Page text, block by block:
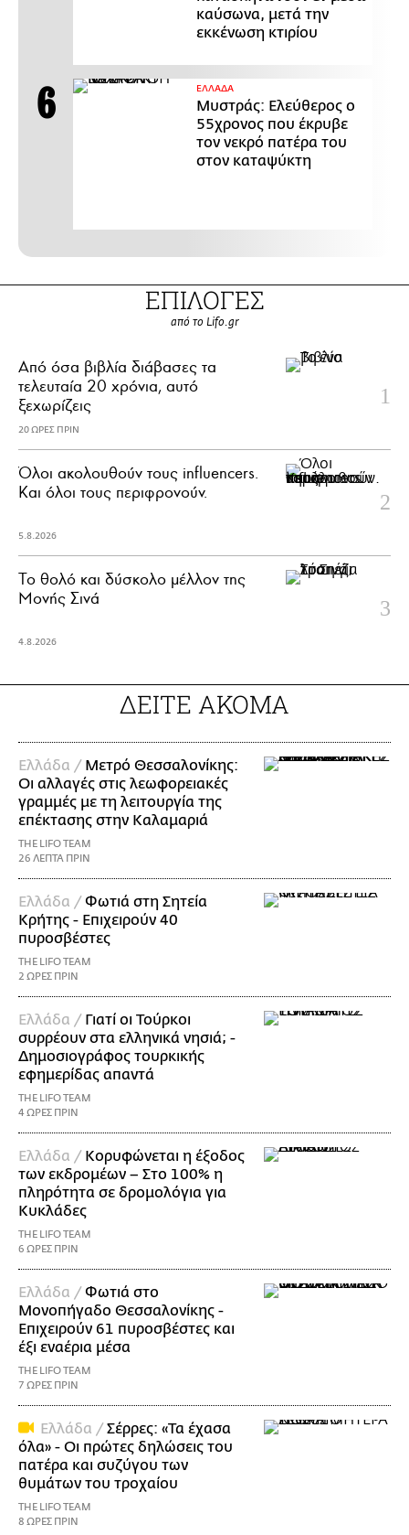
καύσωνα, μετά την
εκκένωση κτιρίου
ΕΛΛΑΔΑ
Μυστράς: Ελεύθερος ο
55χρονος που έκρυβε
τον νεκρό πατέρα του
στον καταψύκτη
ΕΠΙΛΟΓΕΣ
από το Lifo.gr
Από όσα βιβλία διάβασες τα
τελευταία 20 χρόνια, αυτό
ξεχωρίζεις
20 ΩΡΕΣ ΠΡΙΝ
Όλοι ακολουθούν τους influencers.
Και όλοι τους περιφρονούν.
5.8.2026
Το θολό και δύσκολο μέλλον της
Μονής Σινά
4.8.2026
ΔΕΙΤΕ ΑΚΟΜΑ
Ελλάδα / Μετρό Θεσσαλονίκης:
Οι αλλαγές στις λεωφορειακές
γραμμές με τη λειτουργία της
επέκτασης στην Καλαμαριά
THE LIFO TEAM
26 ΛΕΠΤΑ ΠΡΙΝ
Ελλάδα /Φωτιά στη Σητεία
Κρήτης - Επιχειρούν 40
πυροσβέστες
THE LIFO TEAM
2 ΩΡΕΣ ΠΡΙΝ
Ελλάδα / Γιατί οι Τούρκοι
συρρέουν στα ελληνικά νησιά; -
Δημοσιογράφος τουρκικής
εφημερίδας απαντά
THE LIFO TEAM
4 ΩΡΕΣ ΠΡΙΝ
Ελλάδα / Κορυφώνεται η έξοδος
των εκδρομέων – Στο 100% η
πληρότητα σε δρομολόγια για
Κυκλάδες
THE LIFO TEAM
6 ΩΡΕΣ ΠΡΙΝ
Ελλάδα /Φωτιά στο
Μονοπήγαδο Θεσσαλονίκης -
Επιχειρούν 61 πυροσβέστες και
έξι εναέρια μέσα
THE LIFO TEAM
7 ΩΡΕΣ ΠΡΙΝ
Ελλάδα /Σέρρες: «Τα έχασα
όλα» - Οι πρώτες δηλώσεις του
πατέρα και συζύγου των
θυμάτων του τροχαίου
THE LIFO TEAM
8 ΩΡΕΣ ΠΡΙΝ